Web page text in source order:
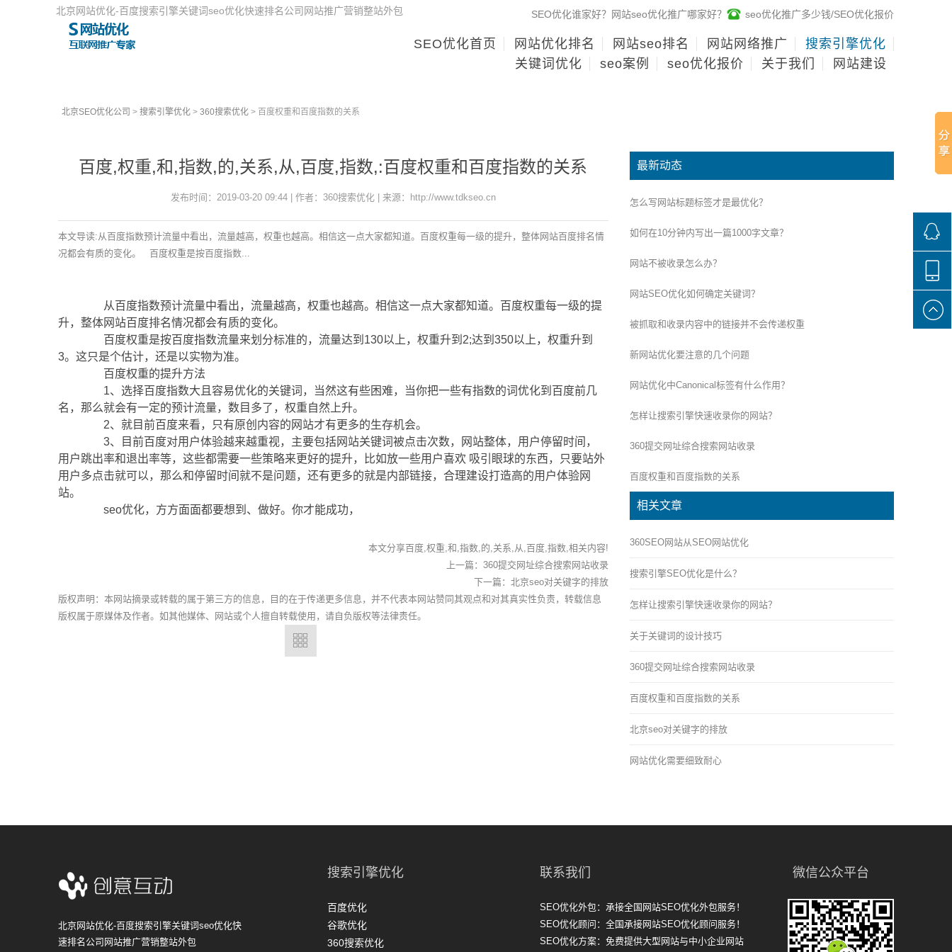
北京网站优化-百度搜索引擎关键词seo优化快速排名公司网站推广营销整站外包 SEO优化谁家好？网站seo优化推广哪家好？ seo优化推广多少钱/SEO优化报价
SEO优化首页 网站优化排名 网站seo排名 网站网络推广
搜索引擎优化
关键词优化
seo案例 seo优化报价 关于我们 网站建设
北京SEO优化公司 > 搜索引擎优化 > 360搜索优化 > 百度权重和百度指数的关系
百度,权重,和,指数,的,关系,从,百度,指数,:百度权重和百度指数的关系
发布时间：2019-03-20 09:44 | 作者：360搜索优化 | 来源：http://www.tdkseo.cn
本文导读:从百度指数预计流量中看出，流量越高，权重也越高。相信这一点大家都知道。百度权重每一级的提升，整体网站百度排名情
况都会有质的变化。 百度权重是按百度指数...
从百度指数预计流量中看出，流量越高，权重也越高。相信这一点大家都知道。百度权重每一级的提
升，整体网站百度排名情况都会有质的变化。
百度权重是按百度指数流量来划分标准的，流量达到130以上，权重升到2;达到350以上，权重升到
3。这只是个估计，还是以实物为准。
百度权重的提升方法
1、选择百度指数大且容易优化的关键词，当然这有些困难，当你把一些有指数的词优化到百度前几
名，那么就会有一定的预计流量，数目多了，权重自然上升。
2、就目前百度来看，只有原创内容的网站才有更多的生存机会。
3、目前百度对用户体验越来越重视，主要包括网站关键词被点击次数，网站整体，用户停留时间，
用户跳出率和退出率等，这些都需要一些策略来更好的提升，比如放一些用户喜欢 吸引眼球的东西，只要站外
用户多点击就可以，那么和停留时间就不是问题，还有更多的就是内部链接，合理建设打造高的用户体验网
站。
seo优化，方方面面都要想到、做好。你才能成功，
本文分享百度,权重,和,指数,的,关系,从,百度,指数,相关内容!
上一篇： 360提交网址综合搜索网站收录
下一篇： 北京seo对关键字的排放
版权声明：本网站摘录或转载的属于第三方的信息，目的在于传递更多信息，并不代表本网站赞同其观点和对其真实性负责，转载信息
版权属于原媒体及作者。如其他媒体、网站或个人擅自转载使用，请自负版权等法律责任。
最新动态
怎么写网站标题标签才是最优化？
如何在10分钟内写出一篇1000字文章？
网站不被收录怎么办？
网站SEO优化如何确定关键词？
被抓取和收录内容中的链接并不会传递权重
新网站优化要注意的几个问题
网站优化中Canonical标签有什么作用？
怎样让搜索引擎快速收录你的网站？
360提交网址综合搜索网站收录
百度权重和百度指数的关系
相关文章
360SEO网站从SEO网站优化
搜索引擎SEO优化是什么？
怎样让搜索引擎快速收录你的网站？
关于关键词的设计技巧
360提交网址综合搜索网站收录
百度权重和百度指数的关系
北京seo对关键字的排放
网站优化需要细致耐心
北京网站优化-百度搜索引擎关键词seo优化快
速排名公司网站推广营销整站外包
搜索引擎优化
百度优化
谷歌优化
360搜索优化
联系我们
SEO优化外包：承接全国网站SEO优化外包服务！
SEO优化顾问：全国承接网站SEO优化顾问服务！
SEO优化方案：免费提供大型网站与中小企业网站
微信公众平台